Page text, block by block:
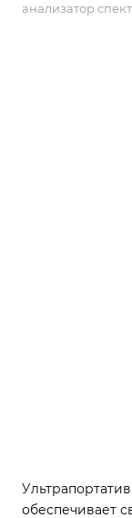
анализатор
обеспечивает